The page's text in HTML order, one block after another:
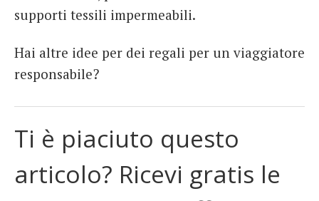
supporti tessili impermeabili.
Hai altre idee per dei regali per un viaggiatore
responsabile?
Ti è piaciuto questo
articolo? Ricevi gratis le